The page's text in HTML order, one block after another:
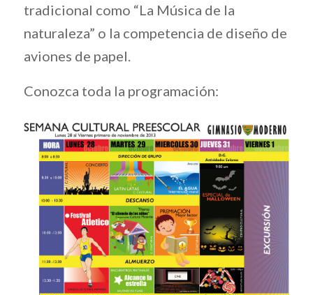
tradicional como “La Música de la
naturaleza” o la competencia de diseño de
aviones de papel.
Conozca toda la programación: